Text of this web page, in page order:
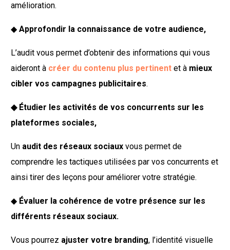
amélioration.
◆ Approfondir la connaissance de votre audience,
L’audit vous permet d’obtenir des informations qui vous
aideront à créer du contenu plus pertinentet à mieux
cibler vos campagnes publicitaires.
◆ Étudier les activités de vos concurrents sur les
plateformes sociales,
Un audit des réseaux sociaux vous permet de
comprendre les tactiques utilisées par vos concurrents et
ainsi tirer des leçons pour améliorer votre stratégie.
◆ Évaluer la cohérence de votre présence sur les
différents réseaux sociaux.
Vous pourrez ajuster votre branding, l’identité visuelle